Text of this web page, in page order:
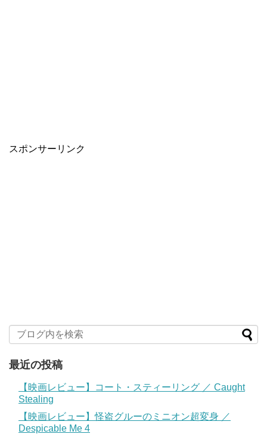
スポンサーリンク
最近の投稿
【映画レビュー】コート・スティーリング ／ Caught
Stealing
【映画レビュー】怪盗グルーのミニオン超変身 ／
Despicable Me 4